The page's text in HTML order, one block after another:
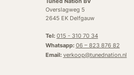
Overslagweg 5
2645 EK Delfgauw
Tel: 015 - 310 70 34
Whatsapp: 06 – 823 876 82
Email: verkoop@tunednation.nl